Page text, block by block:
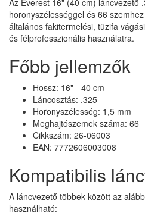
horonyszélességgel és 66
általános fakitermelési, tüzifa
és félprofesszionális használatra.
Főbb jellemzők
Hossz: 16" - 40 cm
Láncosztás: .325
Horonyszélesség: 1,5 mm
Meghajtószemek száma: 66
Cikkszám: 26-06003
EAN: 7772606003008
Kompatibilis
A láncvezető többek között az
használható: